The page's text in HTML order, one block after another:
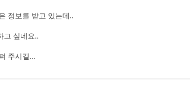
정보를 받고 있는데..
고 싶네요..
주시길...